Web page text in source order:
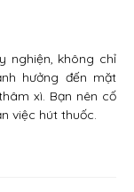
nghiện, không chỉ
hưởng đến mặt
xì. Bạn nên cố
việc hút thuốc.